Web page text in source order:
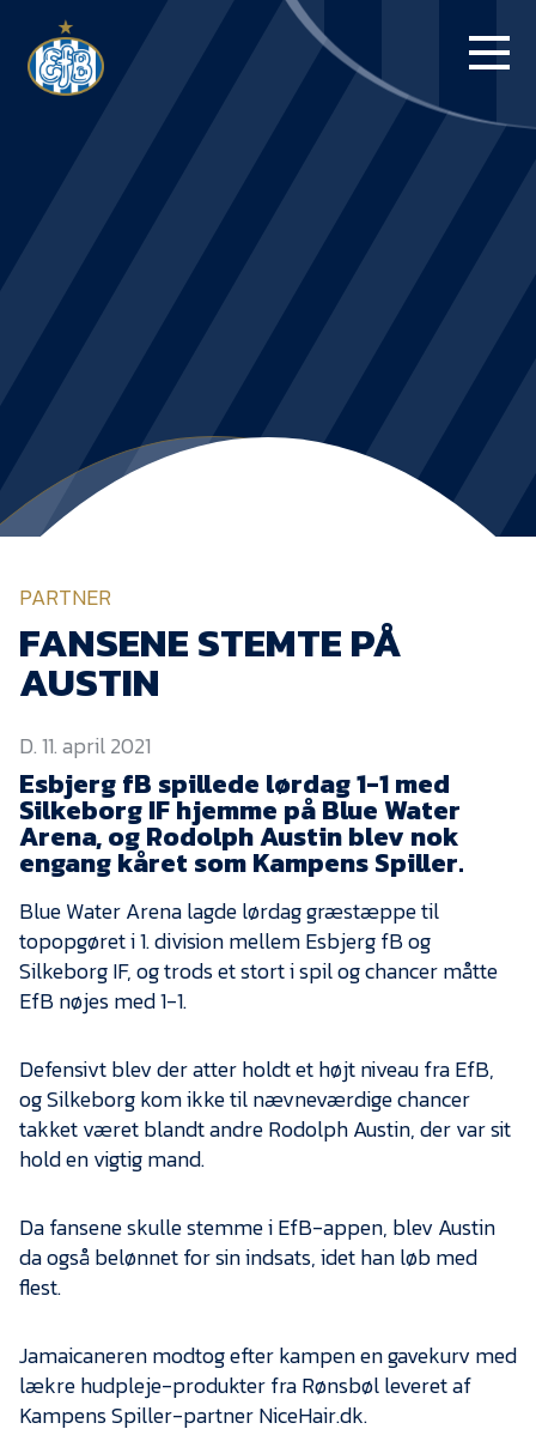
BLUE WATER
NYHEDER
EfB Akademi
Sydvestjysk Fodbold
Samarbejde
Partnere
Blue Water Arena
Aktionærinformation
Kontakt
Presse
PARTNER
FANSENE STEMTE PÅ
AUSTIN
D. 11. april 2021
Esbjerg fB spillede lørdag 1-1 med
Silkeborg IF hjemme på Blue Water
Arena, og Rodolph Austin blev nok
engang kåret som Kampens Spiller.
Blue Water Arena lagde lørdag græstæppe til
topopgøret i 1. division mellem Esbjerg fB og
Silkeborg IF, og trods et stort i spil og chancer måtte
EfB nøjes med 1-1.
Defensivt blev der atter holdt et højt niveau fra EfB,
og Silkeborg kom ikke til nævneværdige chancer
takket været blandt andre Rodolph Austin, der var sit
hold en vigtig mand.
Da fansene skulle stemme i EfB-appen, blev Austin
da også belønnet for sin indsats, idet han løb med
flest.
Jamaicaneren modtog efter kampen en gavekurv med
lækre hudpleje-produkter fra Rønsbøl leveret af
Kampens Spiller-partner NiceHair.dk.